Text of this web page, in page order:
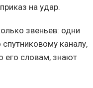
на удар.
звеньев: одни
каналу,
его словам, знают